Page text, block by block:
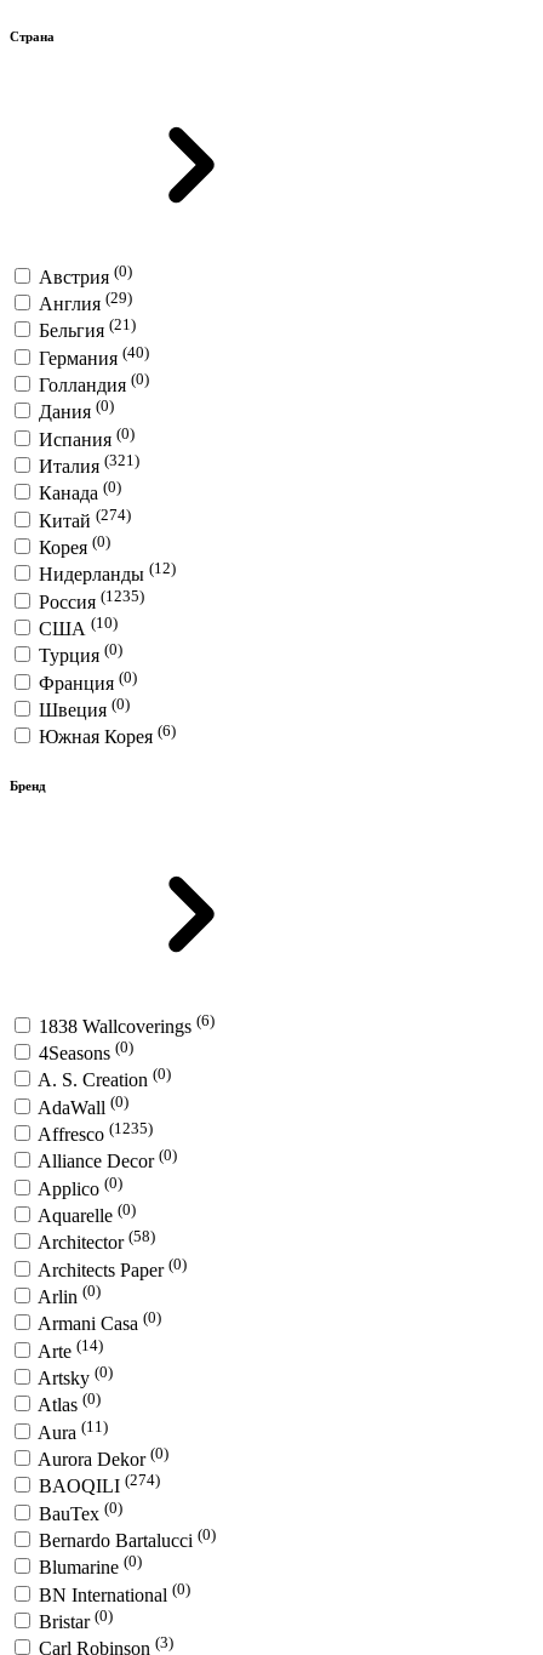
Страна
Австрия (0)
Англия (29)
Бельгия (21)
Германия (40)
Голландия (0)
Дания (0)
Испания (0)
Италия (321)
Канада (0)
Китай (274)
Корея (0)
Нидерланды (12)
Россия (1235)
США (10)
Турция (0)
Франция (0)
Швеция (0)
Южная Корея (6)
Бренд
1838 Wallcoverings (6)
4Seasons (0)
A. S. Creation (0)
AdaWall (0)
Affresco (1235)
Alliance Decor (0)
Applico (0)
Aquarelle (0)
Architector (58)
Architects Paper (0)
Arlin (0)
Armani Casa (0)
Arte (14)
Artsky (0)
Atlas (0)
Aura (11)
Aurora Dekor (0)
BAOQILI (274)
BauTex (0)
Bernardo Bartalucci (0)
Blumarine (0)
BN International (0)
Bristar (0)
Carl Robinson (3)